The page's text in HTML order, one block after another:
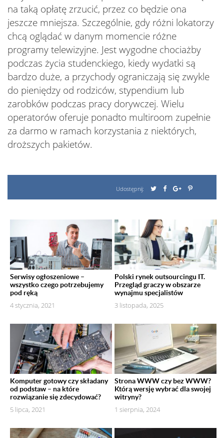
na taką opłatę zrzucić, przez co będzie ona
jeszcze mniejsza. Szczególnie, gdy różni lokatorzy
chcą oglądać w danym momencie różne
programy telewizyjne. Jest wygodne chociażby
podczas życia studenckiego, kiedy wydatki są
bardzo duże, a przychody ograniczają się zwykle
do pieniędzy od rodziców, stypendium lub
zarobków podczas pracy dorywczej. Wielu
operatorów oferuje ponadto multiroom zupełnie
za darmo w ramach korzystania z niektórych,
droższych pakietów.
Udostępnij:
Serwisy ogłoszeniowe –
wszystko czego potrzebujemy
pod ręką
4 stycznia, 2021
Polski rynek outsourcingu IT.
Przegląd graczy w obszarze
wynajmu specjalistów
3 listopada, 2025
Komputer gotowy czy składany
od podstaw – na które
rozwiązanie się zdecydować?
5 lipca, 2021
Strona WWW czy bez WWW?
Którą wersję wybrać dla swojej
witryny?
1 sierpnia, 2024